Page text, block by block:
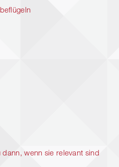
wenn sie relevant sind